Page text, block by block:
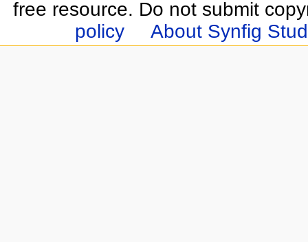
free resource. Do not submit
policy
About Synfig